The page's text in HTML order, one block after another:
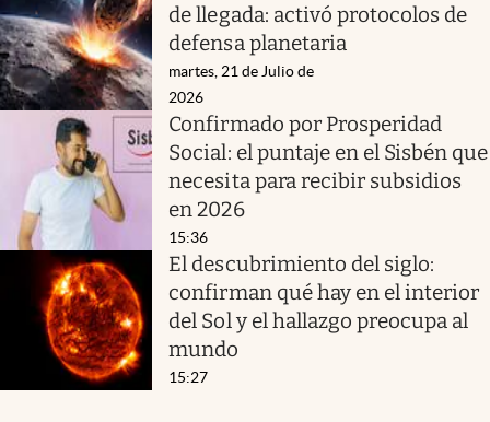
de llegada: activó protocolos de
defensa planetaria
martes, 21 de Julio de
2026
Confirmado por Prosperidad
Social: el puntaje en el Sisbén que
necesita para recibir subsidios
en 2026
15:36
El descubrimiento del siglo:
confirman qué hay en el interior
del Sol y el hallazgo preocupa al
mundo
15:27